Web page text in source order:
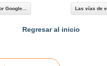
Google... Las vías de
Regresar al inicio